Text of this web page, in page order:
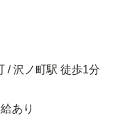
/ 沢ノ町駅 徒歩1分
あり